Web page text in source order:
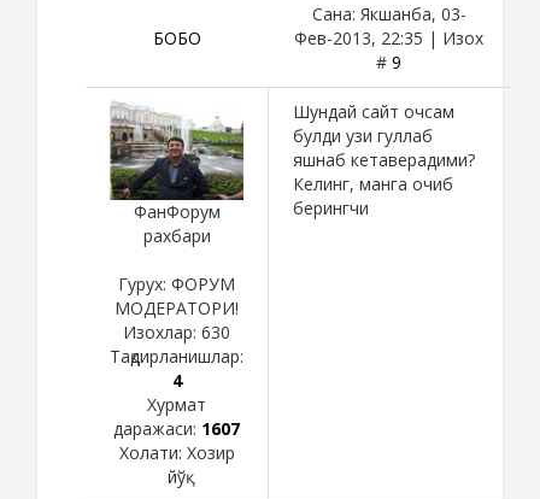
булсам.Эй одамлар
чапга бурилишда
чапга поворот
ёкинглар,унгга
бурилганда унгга
поворот ёкинг ва
пиёдаларни
утказиб кейин
харакатни давом
БОБО
Сана: Якшанба, 03-
Фев-2013, 22:35 | Изох
# 9
ФанФорум
рахбари
Гурух: ФОРУМ
МОДЕРАТОРИ!
Изохлар: 630
Тақдирланишлар:
4
Хурмат
даражаси: 1607
Холати: Хозир
йўқ
Шундай сайт очсам
булди узи гуллаб
яшнаб кетаверадими?
Келинг, манга очиб
берингчи